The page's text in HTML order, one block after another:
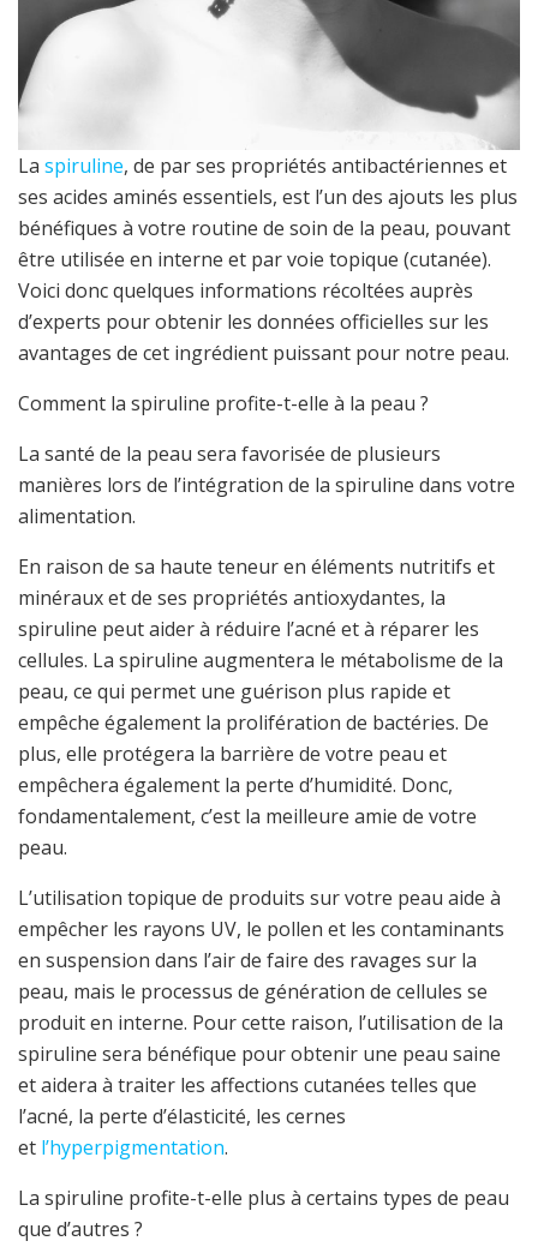
La spiruline, de par ses propriétés antibactériennes et
ses acides aminés essentiels, est l’un des ajouts les plus
bénéfiques à votre routine de soin de la peau, pouvant
être utilisée en interne et par voie topique (cutanée).
Voici donc quelques informations récoltées auprès
d’experts pour obtenir les données officielles sur les
avantages de cet ingrédient puissant pour notre peau.
Comment la spiruline profite-t-elle à la peau ?
La santé de la peau sera favorisée de plusieurs
manières lors de l’intégration de la spiruline dans votre
alimentation.
En raison de sa haute teneur en éléments nutritifs et
minéraux et de ses propriétés antioxydantes, la
spiruline peut aider à réduire l’acné et à réparer les
cellules. La spiruline augmentera le métabolisme de la
peau, ce qui permet une guérison plus rapide et
empêche également la prolifération de bactéries. De
plus, elle protégera la barrière de votre peau et
empêchera également la perte d’humidité. Donc,
fondamentalement, c’est la meilleure amie de votre
peau.
L’utilisation topique de produits sur votre peau aide à
empêcher les rayons UV, le pollen et les contaminants
en suspension dans l’air de faire des ravages sur la
peau, mais le processus de génération de cellules se
produit en interne. Pour cette raison, l’utilisation de la
spiruline sera bénéfique pour obtenir une peau saine
et aidera à traiter les affections cutanées telles que
l’acné, la perte d’élasticité, les cernes
et l’hyperpigmentation.
La spiruline profite-t-elle plus à certains types de peau
que d’autres ?